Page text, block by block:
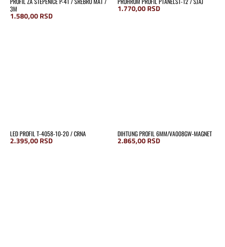
3M
1.580,00RSD
1.770,00RSD
LED PROFIL T-4058-10-20 / CRNA
2.395,00RSD
DIHTUNG PROFIL 6MM/VA008GW-MAGNET
2.865,00RSD